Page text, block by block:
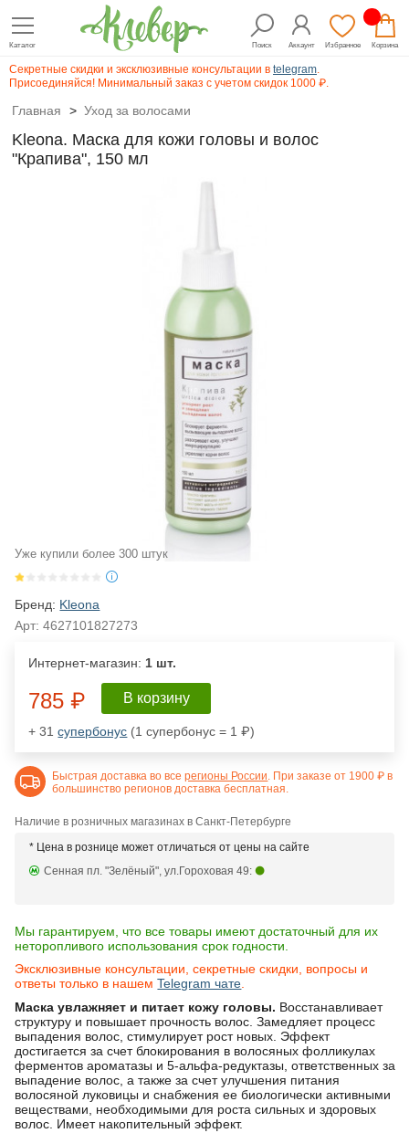
Каталог Поиск Аккаунт Избранное Корзина
Секретные скидки и эксклюзивные консультации в telegram.
Присоединяйся! Минимальный заказ с учетом скидок 1000 ₽.
Главная > Уход за волосами
Kleona. Маска для кожи головы и волос
"Крапива", 150 мл
Уже купили более 300 штук
Бренд: Kleona
Арт:4627101827273
Интернет-магазин: 1 шт.
785 ₽ В корзину
+ 31супербонус (1 супербонус = 1 ₽)
Быстрая доставка во всерегионы России . При заказе от 1900 ₽ в
большинство регионов доставка бесплатная.
Наличие в розничных магазинах в Санкт-Петербурге
* Цена в рознице может отличаться от цены на сайте
Сенная пл. "Зелёный", ул.Гороховая 49:
Мы гарантируем, что все товары имеют достаточный для их
неторопливого использования срок годности.
Эксклюзивные консультации, секретные скидки, вопросы и
ответы только в нашемTelegram чате.
Маска увлажняет и питает кожу головы. Восстанавливает
структуру и повышает прочность волос. Замедляет процесс
выпадения волос, стимулирует рост новых. Эффект
достигается за счет блокирования в волосяных фолликулах
ферментов ароматазы и 5-альфа-редуктазы, ответственных за
выпадение волос, а также за счет улучшения питания
волосяной луковицы и снабжения ее биологически активными
веществами, необходимыми для роста сильных и здоровых
волос. Имеет накопительный эффект.